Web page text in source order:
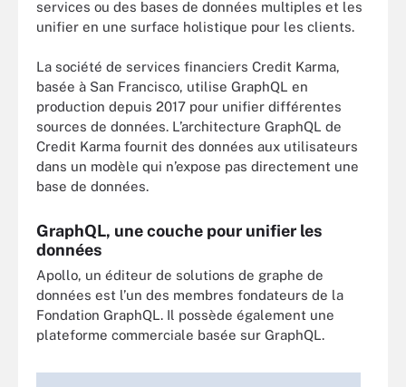
services ou des bases de données multiples et les
unifier en une surface holistique pour les clients.
La société de services financiers Credit Karma,
basée à San Francisco, utilise GraphQL en
production depuis 2017 pour unifier différentes
sources de données. L’architecture GraphQL de
Credit Karma fournit des données aux utilisateurs
dans un modèle qui n’expose pas directement une
base de données.
GraphQL, une couche pour unifier les
données
Apollo, un éditeur de solutions de graphe de
données est l’un des membres fondateurs de la
Fondation GraphQL. Il possède également une
plateforme commerciale basée sur GraphQL.